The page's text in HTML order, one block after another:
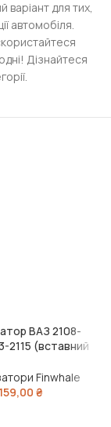
варіант для тих,
автомобіля.
Дізнайтеся
ВАЗ 2108-
2115 (вставний
во FINWHALE)
Finwhale
₴